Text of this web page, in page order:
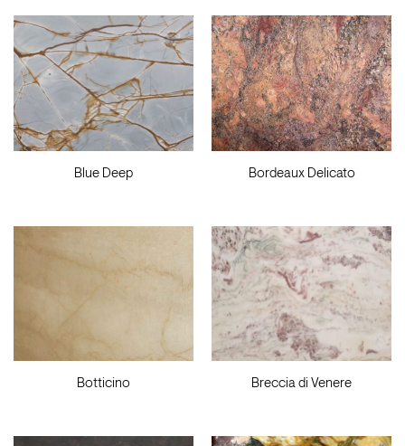
Blue Deep Bordeaux Delicato
Botticino Breccia di Venere